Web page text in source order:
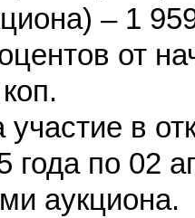
– 1
от
участие в
года по 02
аукциона.